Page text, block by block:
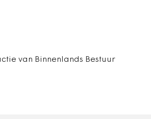
van Binnenlands Bestuur